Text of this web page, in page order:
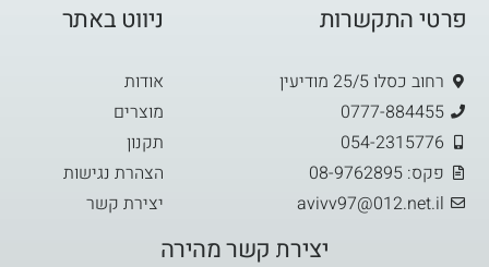
פרטי התקשרות
רחוב כסלו 25/5 מודיעין
0777-884455
054-2315776
פקס: 08-9762895
avivv97@012.net.il
ניווט באתר
אודות
מוצרים
תקנון
הצהרת נגישות
יצירת קשר
יצירת קשר מהירה